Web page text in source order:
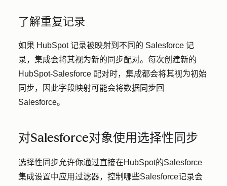
了解重复记录
如果 HubSpot 记录被映射到不同的 Salesforce 记
录，集成会将其视为新的同步配对。每次创建新的
HubSpot-Salesforce 配对时，集成都会将其视为初始
同步，因此字段映射可能会将数据同步回
Salesforce。
对Salesforce对象使用选择性同步
选择性同步允许你通过直接在HubSpot的Salesforce
集成设置中应用过滤器，控制哪些Salesforce记录会